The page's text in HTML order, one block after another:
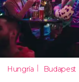
Hungría Budapest